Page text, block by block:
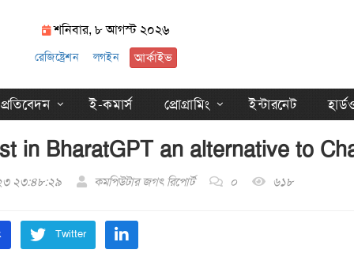
শনিবার, ৮ আগস্ট ২০২৬
রেজিষ্ট্রেশন লগইন আর্কাইভ
ই-কমার্স প্রোগ্রামিং ইন্টারনেট
in BharatGPT an alternative to
২৩:৪৮:২৯ কমপিউটার জগৎ রিপোর্ট ০ ৬১৮
Twitter